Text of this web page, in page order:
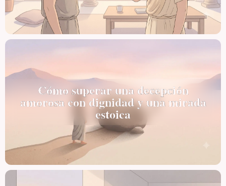
Cómo superar una decepción
amorosa con dignidad y una mirada
estoica